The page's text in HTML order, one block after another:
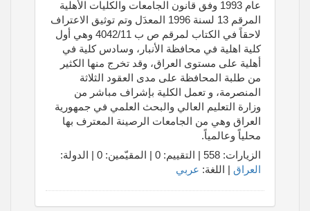
عام 1993 وفق قانون الجامعات والكليات الأهلية
المرقم 13 لسنة 1996 المعدَل وتم توثيق الاعتراف
لاحقاً في الكتاب لمرقم ص ب 4042/11 وهي أول
كلية اهلية في محافظة الأنبار، وسادس كلية في
أهلية على مستوى العراق، وقد تخرج منها الكثير
من طلبة المحافظة على مدى العقود الثلاثة
المنصرمة، و تعمل الكلية بإشراف مباشر من
وزارة التعليم العالي والبحث العلمي في جمهورية
العراق وهي من الجامعات الرصينة المعترف بها
محلياً وعالمياً.
الزيارات: 558 | التقييم: 0 | المقيّمين: 0 | الدولة:
العراق | اللغة: عربي